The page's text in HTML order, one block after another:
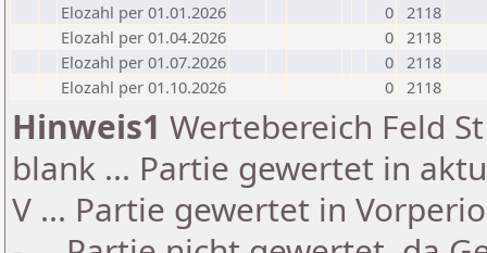
Elozahl per 01.01.2026
0 2118
Elozahl per 01.04.2026
0 2118
Elozahl per 01.07.2026
0 2118
Elozahl per 01.10.2026
0 2118
Hinweis1 Wertebereich Feld
blank ... Partie gewertet in
V ... Partie gewertet in